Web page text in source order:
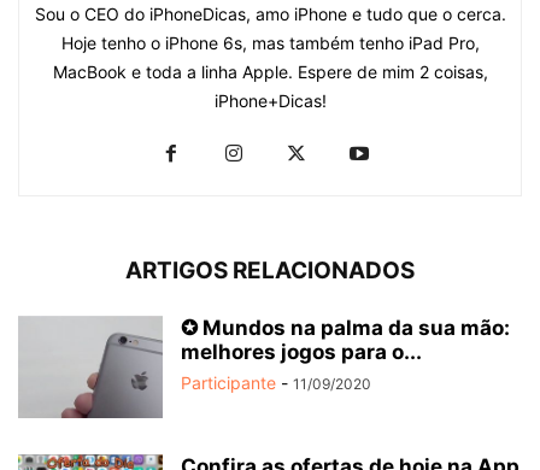
Sou o CEO do iPhoneDicas, amo iPhone e tudo que o cerca.
Hoje tenho o iPhone 6s, mas também tenho iPad Pro,
MacBook e toda a linha Apple. Espere de mim 2 coisas,
iPhone+Dicas!
ARTIGOS RELACIONADOS
✪ Mundos na palma da sua mão:
melhores jogos para o...
Participante - 11/09/2020